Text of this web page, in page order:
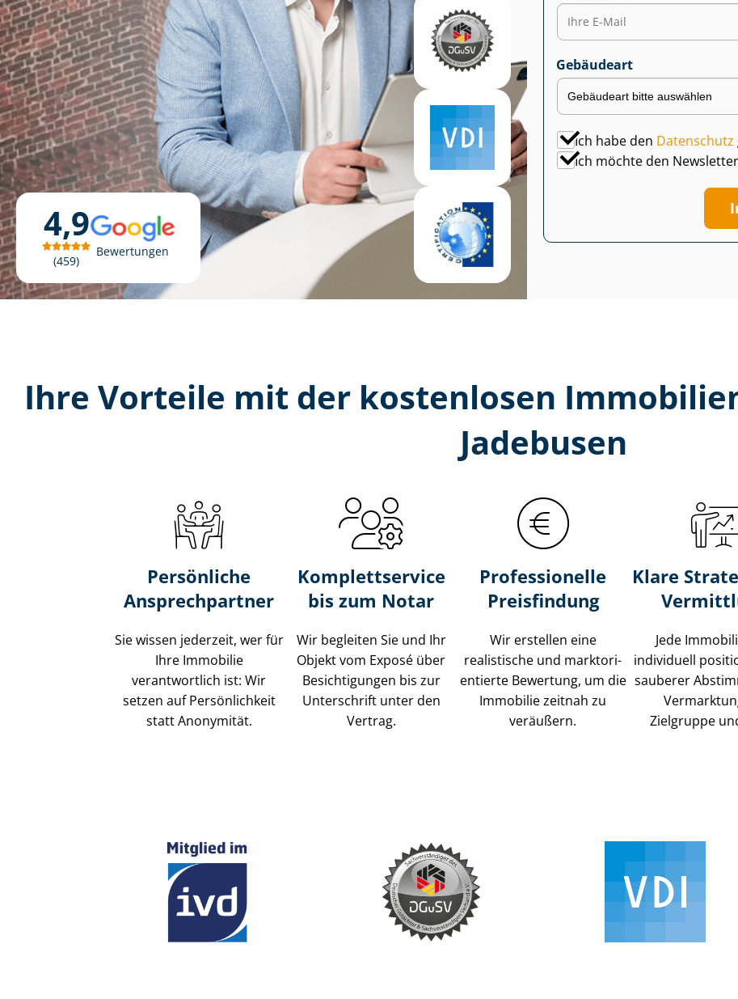
4,9
459
Bewertungen
Gebäudeart
Ich habe den Datenschutz
Ich möchte den
Ihre Vorteile mit der kostenlosen
Jadebusen
Persönliche
Ansprechpartner
Sie wissen jederzeit, wer für
Ihre Immobilie
verantwortlich ist: Wir
setzen auf Persönlichkeit
statt Anonymität.
Komplettservice
bis zum Notar
Wir begleiten Sie und Ihr
Objekt vom Exposé über
Besichtigungen bis zur
Unterschrift unter den
Vertrag.
Professionelle
Preisfindung
Wir erstellen eine
realistische und markt­ori­
en­tier­te Bewertung, um die
Immobilie zeitnah zu
veräußern.
Klare
Jede
individuell
sauberer
Zielgruppe